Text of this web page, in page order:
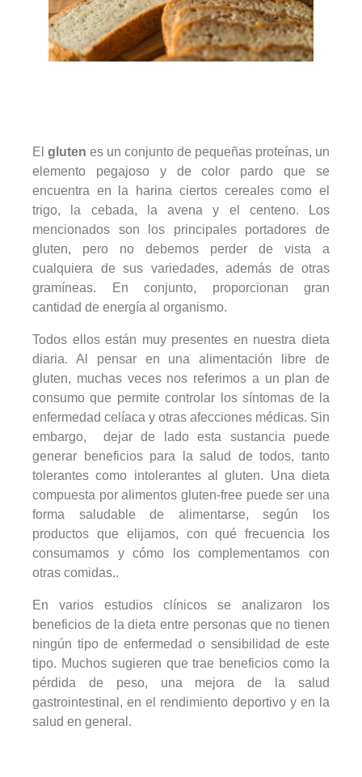
El gluten es un conjunto de pequeñas proteínas, un
elemento pegajoso y de color pardo que se
encuentra en la harina ciertos cereales como el
trigo, la cebada, la avena y el centeno. Los
mencionados son los principales portadores de
gluten, pero no debemos perder de vista a
cualquiera de sus variedades, además de otras
gramíneas. En conjunto, proporcionan gran
cantidad de energía al organismo.
Todos ellos están muy presentes en nuestra dieta
diaria. Al pensar en una alimentación libre de
gluten, muchas veces nos referimos a un plan de
consumo que permite controlar los síntomas de la
enfermedad celíaca y otras afecciones médicas. Sin
embargo, dejar de lado esta sustancia puede
generar beneficios para la salud de todos, tanto
tolerantes como intolerantes al gluten. Una dieta
compuesta por alimentos gluten-free puede ser una
forma saludable de alimentarse, según los
productos que elijamos, con qué frecuencia los
consumamos y cómo los complementamos con
otras comidas..
En varios estudios clínicos se analizaron los
beneficios de la dieta entre personas que no tienen
ningún tipo de enfermedad o sensibilidad de este
tipo. Muchos sugieren que trae beneficios como la
pérdida de peso, una mejora de la salud
gastrointestinal, en el rendimiento deportivo y en la
salud en general.